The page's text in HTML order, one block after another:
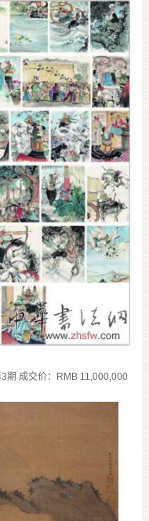
3期 成交价： RMB 11,000,000